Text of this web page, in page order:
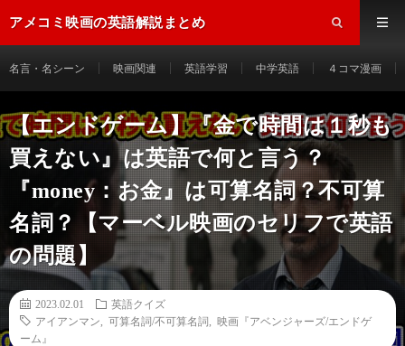
アメコミ映画の英語解説まとめ
名言・名シーン 映画関連 英語学習 中学英語 ４コマ漫画
【エンドゲーム】『金で時間は１秒も
買えない』は英語で何と言う？
『money：お金』は可算名詞？不可算
名詞？【マーベル映画のセリフで英語
の問題】
2023.02.01
英語クイズ
アイアンマン
可算名詞/不可算名詞
映画『アベンジャーズ/エンドゲ
ーム』